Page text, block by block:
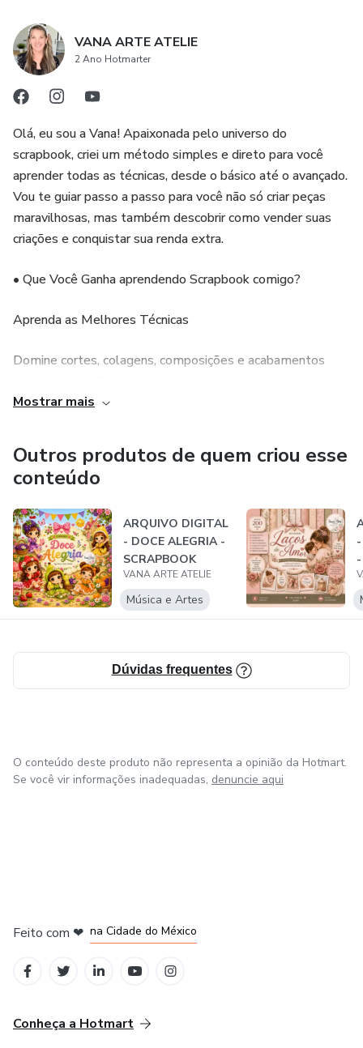
• Acabamentos personalizados para valorizar seu trabalho
artesanal.
deseja explorar novas técnicas, criando um projeto único e
surpreendente. Venha transformar papel em arte e
encantar com suas criações!
Garanta sua vaga e eleve seu scrapbook a outro nível!
VANA ARTE ATELIE
2 Ano Hotmarter
Olá, eu sou a Vana! Apaixonada pelo universo do
scrapbook, criei um método simples e direto para você
aprender todas as técnicas, desde o básico até o avançado.
Vou te guiar passo a passo para você não só criar peças
maravilhosas, mas também descobrir como vender suas
criações e conquistar sua renda extra.
• Que Você Ganha aprendendo Scrapbook comigo?
Aprenda as Melhores Técnicas
Domine cortes, colagens, composições e acabamentos
Potencial de Renda Extra
Comunidade Exclusiva
Troque ideias, tire dúvidas e inspire-se em nosso grupo
privado de alunas.
Conte com meu suporte pessoal para te ajudar nos
desafios (nos grupos dos cursos pagos).
Mostrar mais
Outros produtos de quem criou esse
conteúdo
ARQUIVO DIGITAL
- DOCE ALEGRIA -
SCRAPBOOK
VANA ARTE ATELIE
Música e Artes
Dúvidas frequentes
O conteúdo deste produto não representa a opinião da Hotmart.
Se você vir informações inadequadas, denuncie aqui
Feito com ❤ na Cidade do México
Conheça a Hotmart